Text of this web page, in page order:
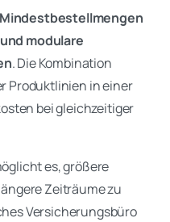
modulare
. Die Kombination
Produktlinien in einer
bei gleichzeitiger
es, größere
Zeiträume zu
Versicherungsbüro